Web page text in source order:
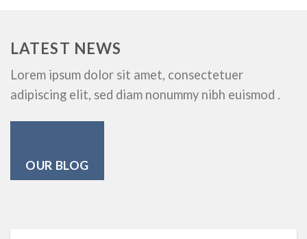
LATEST NEWS
Lorem ipsum dolor sit amet, consectetuer
adipiscing elit, sed diam nonummy nibh euismod .
OUR BLOG